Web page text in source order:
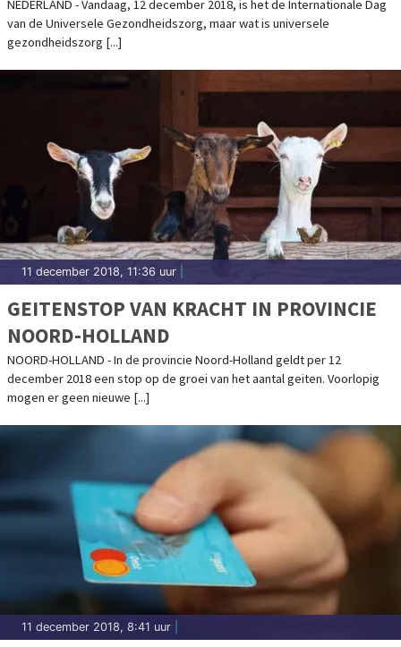
NEDERLAND - Vandaag, 12 december 2018, is het de Internationale Dag
van de Universele Gezondheidszorg, maar wat is universele
gezondheidszorg [...]
11 december 2018, 11:36 uur
GEITENSTOP VAN KRACHT IN PROVINCIE
NOORD-HOLLAND
NOORD-HOLLAND - In de provincie Noord-Holland geldt per 12
december 2018 een stop op de groei van het aantal geiten. Voorlopig
mogen er geen nieuwe [...]
11 december 2018, 8:41 uur